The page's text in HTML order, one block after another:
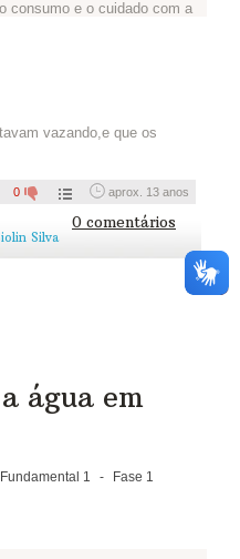
consumo e o cuidado com a
torneiras:
pingando ou algum tipo de
que encontraram para
vazando,e que os
0 aprox. 13 anos
0 comentários
Silva
água em
Fundamental 1 - Fase 1